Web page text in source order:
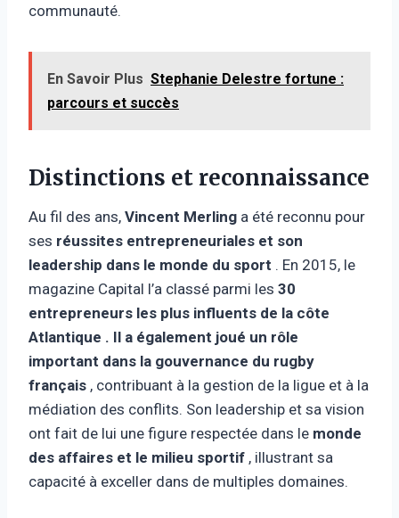
communauté.
En Savoir Plus Stephanie Delestre fortune :
parcours et succès
Distinctions et reconnaissance
Au fil des ans, Vincent Merling a été reconnu pour
ses réussites entrepreneuriales et son
leadership dans le monde du sport . En 2015, le
magazine Capital l’a classé parmi les 30
entrepreneurs les plus influents de la côte
Atlantique . Il a également joué un rôle
important dans la gouvernance du rugby
français , contribuant à la gestion de la ligue et à la
médiation des conflits. Son leadership et sa vision
ont fait de lui une figure respectée dans le monde
des affaires et le milieu sportif , illustrant sa
capacité à exceller dans de multiples domaines.